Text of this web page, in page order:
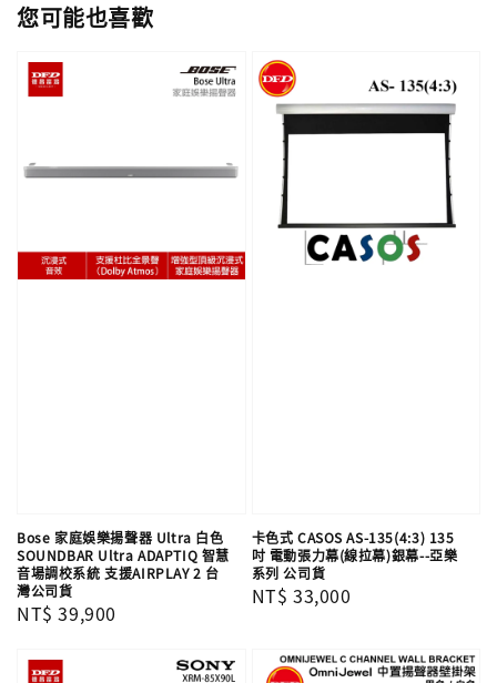
您可能也喜歡
Bose 家庭娛樂揚聲器 Ultra 白色
SOUNDBAR Ultra ADAPTIQ 智慧
音場調校系統 支援AIRPLAY 2 台
灣公司貨
Regular
NT$ 39,900
卡色式 CASOS AS-135(4:3) 135
吋 電動張力幕(線拉幕)銀幕--亞樂
系列 公司貨
Regular
NT$ 33,000